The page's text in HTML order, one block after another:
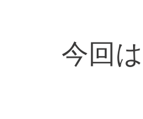
今回